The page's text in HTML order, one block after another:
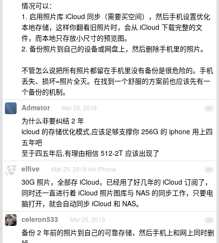
情况可以：
1. 启用照片库 iCloud 同步（需要买空间），然后手机设置优化
本地存储，这样你翻看旧照片时，会从 iCloud 下载完整的文
件，而本地只存放小尺寸的预览图。
2. 备份照片到自己的设备或网盘上，然后删除手机里的照片。
不管怎么说把所有照片都留在手机里没有备份是很危险的。手机
丢失、损坏=照片全灭。在找到一个舒服的方案前也应该先有一
个备份的机制。
27
Admstor Mar 25, 2019
为什么非要纠结 2 年
icloud 的存储优化模式,应该足够支撑你 256G 的 iphone 用上四
五年吧
至于四五年后,有理由相信 512-2T 应该出现了
28
elfive Mar 25, 2019 via iPhone
30G 照片，全部存 iCloud，已经用了好几年的 iCloud 订阅了，
同时还一直进行着 iCloud 照片图库与 NAS 的同步工作，只要电
脑打开，就会自动同步 iCloud 和 NAS。
29
celeron533 Mar 25, 2019
备份 2 年前的照片到自己的可靠存储，然后手机上和网上同时删